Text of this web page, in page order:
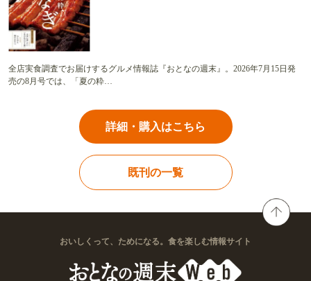
全店実食調査でお届けするグルメ情報誌『おとなの週末』。2026年7月15日発
売の8月号では、「夏の粋…
詳細・購入はこちら
既刊の一覧
おいしくって、ためになる。食を楽しむ情報サイト